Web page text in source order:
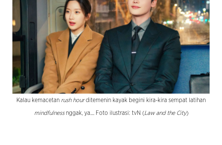
Kalau kemacetan rush hourditemenin kayak begini kira-kira sempat latihan
mindfulness nggak, ya.... Foto ilustrasi: tvN (Law and the City)